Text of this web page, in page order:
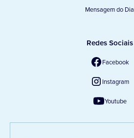
Mensagem do Dia
Redes Sociais
Facebook
Instagram
Youtube